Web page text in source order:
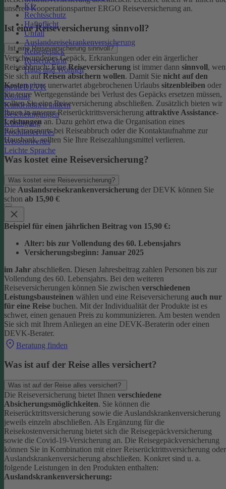
Kfz
Rechtsschutz
Haftpflicht
Unfall
Auslandsreisekrankenversicherung
Reisegepäck
Reiserücktritt
Haus und Wohnen
meineDEVK
Kontakt
Kundendaten ändern
Bescheinigungen
Kündigung
Produktservices
Wissenswertes
Leichte Sprache
unseren Kooperationspartner ERGO Reiseversicherung an.
Ist eine Reiseversicherung sinnvoll?
Ist eine Reiseversicherung sinnvoll?
Verschwundenes Gepäck, Erkrankungen oder ein ärgerlicher
Reiseabbruch: EineReiseversicherung ist immer dann sinnvoll,
Sie sich aufReisen absichern wollen. Damit Sie nicht auf den
Kosteneines unerwartet abgebrochenen Urlaubs sitzenbleiben oder
Sie teure Wertgegenstände bei Verlust des Gepäcks ersetzen müssen,
sollten Sie eine Reiseversicherung abschließen. Zusätzlich bieten wir
Ihnen in unserer Reiserücktrittsversicherung attraktive Assistance-
Leistungen an. Dazu gehört etwa die Organisation eines
Rücktransports bei Reiseabbruch oder die Kontaktaufnahme zur
Hausbank, sollten Sie Ihre Reisezahlungsmittel verlieren.
Was kostet eine Reiseversicherung?
Was kostet eine Reiseversicherung?
Die Auslandsreisekrankenversicherung der DEVK können Sie
schon ab 15,90 €
Beispiel für einen jährlichen Beitrag von 15,90 €:
Alter: bis zur Vollendung des 60. Lebensjahrs
Versicherungsbeginn: Januar 2025
im Jahr abschließen. Diesen Jahresbeitrag zahlen Personen bis zur
Vollendung des 60. Lebensjahrs. Bei den weiteren
Reiseversicherungen können Sie zwischen verschiedenen
Leistungsbausteinen wählen und eine Reiseversicherung auch nur
für eine Reise buchen. Mit der Individualität der Produkte ist es
schwer, einen genauen Preis zu kommunizieren. Am besten wenden
Sie sich mit Ihrem Anliegen an eine DEVK-Beraterin oder einen
DEVK-Berater.
Beratung finden
Was ist auf der Reise alles versichert?
Was ist auf der Reise alles versichert?
Die Reiseversicherung bietet Ihnen verschiedene
Absicherungsmöglichkeiten. Sie können die
Reiserücktrittsversicherung sowie die Auslandskrankenversicherung
jeweils einzeln abschließen. Als Ergänzung für die
Reisekostenversicherung bietet sich die Reisegepäckversicherung
sowie die Covid-19-Versicherung an. Die Reisegepäckversicherung
können Sie in Kombination mit einer Reiserücktrittsversicherung oder
Auslandskrankenversicherung abschließen. Konkret sind u. a.
folgende Leistungen in den Produkten enthalten:
Auslandskrankenversicherung: